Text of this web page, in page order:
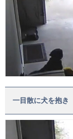
一目散に犬を抱き